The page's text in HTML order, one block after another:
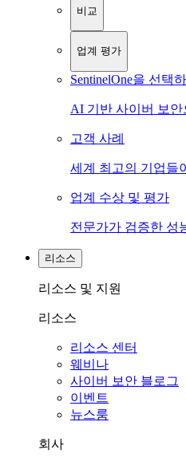
비교
업계 평가
SentinelOne을 선택
AI 기반 사이버 보
고객 사례
세계 최고의 기업들
업계 수상 및 평가
전문가가 검증한 성
리소스
리소스 및 지원
리소스
리소스 센터
웨비나
사이버 보안 블로그
이벤트
뉴스룸
회사